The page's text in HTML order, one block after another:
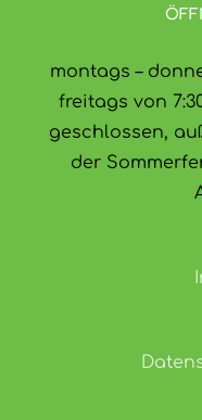
montags –
freitags von
geschlossen,
der